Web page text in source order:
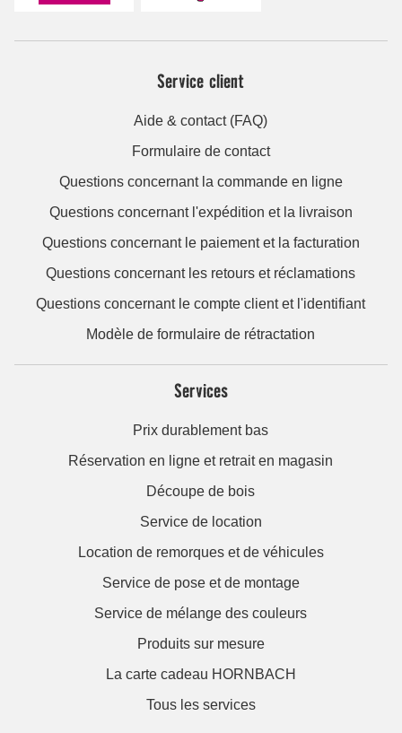
Service client
Aide & contact (FAQ)
Formulaire de contact
Questions concernant la commande en ligne
Questions concernant l'expédition et la livraison
Questions concernant le paiement et la facturation
Questions concernant les retours et réclamations
Questions concernant le compte client et l'identifiant
Modèle de formulaire de rétractation
Services
Prix durablement bas
Réservation en ligne et retrait en magasin
Découpe de bois
Service de location
Location de remorques et de véhicules
Service de pose et de montage
Service de mélange des couleurs
Produits sur mesure
La carte cadeau HORNBACH
Tous les services